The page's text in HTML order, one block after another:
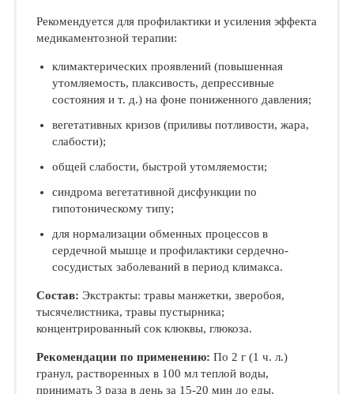
Рекомендуется для профилактики и усиления эффекта
медикаментозной терапии:
климактерических проявлений (повышенная
утомляемость, плаксивость, депрессивные
состояния и т. д.) на фоне пониженного давления;
вегетативных кризов (приливы потливости, жара,
слабости);
общей слабости, быстрой утомляемости;
синдрома вегетативной дисфункции по
гипотоническому типу;
для нормализации обменных процессов в
сердечной мышце и профилактики сердечно-
сосудистых заболеваний в период климакса.
Состав: Экстракты: травы манжетки, зверобоя,
тысячелистника, травы пустырника;
концентрированный сок клюквы, глюкоза.
Рекомендации по применению: По 2 г (1 ч. л.)
гранул, растворенных в 100 мл теплой воды,
принимать 3 раза в день за 15-20 мин до еды.